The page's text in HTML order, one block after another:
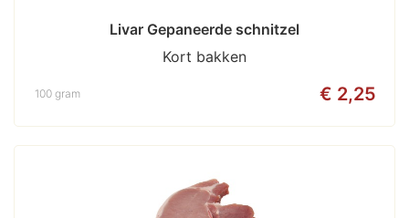
Livar Gepaneerde schnitzel
Kort bakken
€ 2,25
100 gram